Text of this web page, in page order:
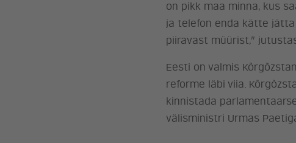
on pikk maa minna, kus
ja telefon enda kätte
piiravast müürist,”
Eesti on valmis
reforme läbi viia.
kinnistada
välisministri Urmas